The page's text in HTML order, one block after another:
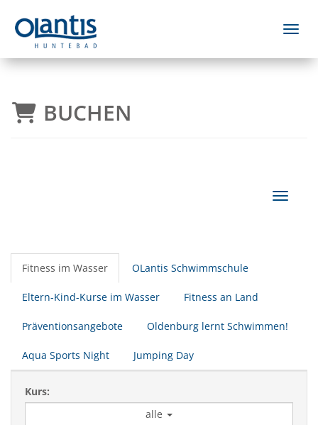
BUCHEN
Fitness im Wasser OLantis Schwimmschule
Eltern-Kind-Kurse im Wasser Fitness an Land
Präventionsangebote Oldenburg lernt Schwimmen!
Aqua Sports Night Jumping Day
Kurs:
alle